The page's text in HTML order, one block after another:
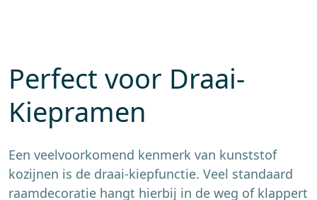
Perfect voor Draai-
Kiepramen
Een veelvoorkomend kenmerk van kunststof
kozijnen is de draai-kiepfunctie. Veel standaard
raamdecoratie hangt hierbij in de weg of klappert